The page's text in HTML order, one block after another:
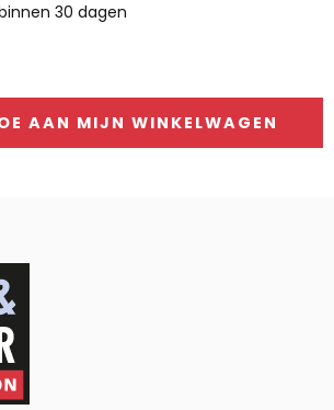
30 dagen
AAN MIJN WINKELWAGEN